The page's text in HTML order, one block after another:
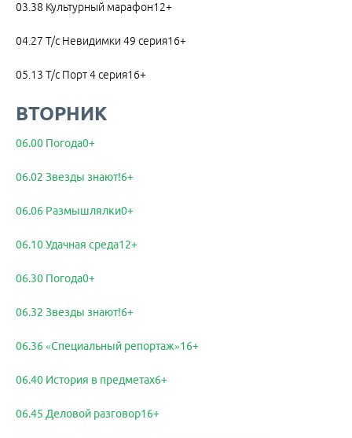
03.38 Культурный марафон12+
04.27 Т/с Невидимки 49 серия16+
05.13 Т/с Порт 4 серия16+
ВТОРНИК
06.00 Погода0+
06.02 Звезды знают!6+
06.06 Размышлялки0+
06.10 Удачная среда12+
06.30 Погода0+
06.32 Звезды знают!6+
06.36 «Специальный репортаж»16+
06.40 История в предметах6+
06.45 Деловой разговор16+